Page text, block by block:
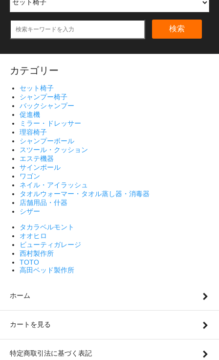
検索
カテゴリー
セット椅子
シャンプー椅子
バックシャンプー
促進機
ミラー・ドレッサー
理容椅子
シャンプーボール
スツール・クッション
エステ機器
サインポール
ワゴン
ネイル・アイラッシュ
タオルウォーマー・タオル蒸し器・消毒器
店舗用品・什器
シザー
タカラベルモント
オオヒロ
ビューティガレージ
西村製作所
TOTO
高田ベッド製作所
ホーム
カートを見る
特定商取引法に基づく表記